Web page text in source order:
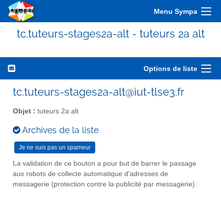
Menu Sympa
tc.tuteurs-stages2a-alt - tuteurs 2a alt
Options de liste
tc.tuteurs-stages2a-alt@iut-tlse3.fr
Objet : tuteurs 2a alt
Archives de la liste
La validation de ce bouton a pour but de barrer le passage
aux robots de collecte automatique d'adresses de
messagerie (protection contre la publicité par messagerie).